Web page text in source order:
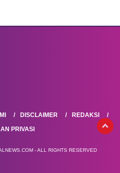
DISCLAIMER
REDAKSI
PRIVASI
- ALL RIGHTS RESERVED